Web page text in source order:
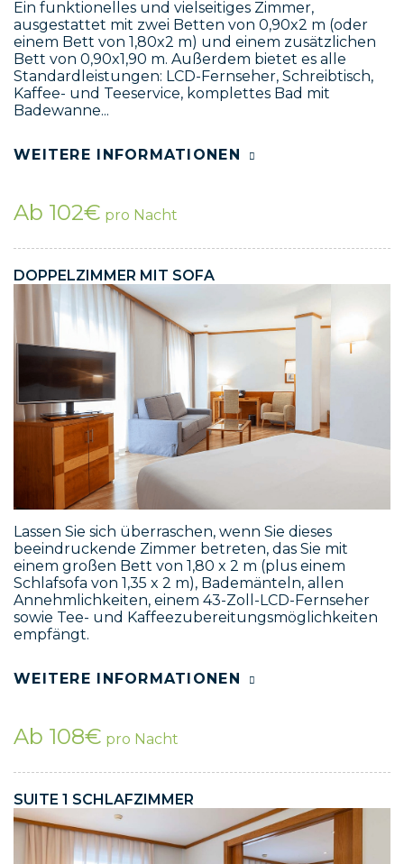
Ein funktionelles und vielseitiges Zimmer,
ausgestattet mit zwei Betten von 0,90x2 m (oder
einem Bett von 1,80x2 m) und einem zusätzlichen
Bett von 0,90x1,90 m. Außerdem bietet es alle
Standardleistungen: LCD-Fernseher, Schreibtisch,
Kaffee- und Teeservice, komplettes Bad mit
Badewanne...
WEITERE INFORMATIONEN
Ab 102€ pro Nacht
DOPPELZIMMER MIT SOFA
Lassen Sie sich überraschen, wenn Sie dieses
beeindruckende Zimmer betreten, das Sie mit
einem großen Bett von 1,80 x 2 m (plus einem
Schlafsofa von 1,35 x 2 m), Bademänteln, allen
Annehmlichkeiten, einem 43-Zoll-LCD-Fernseher
sowie Tee- und Kaffeezubereitungsmöglichkeiten
empfängt.
WEITERE INFORMATIONEN
Ab 108€ pro Nacht
SUITE 1 SCHLAFZIMMER